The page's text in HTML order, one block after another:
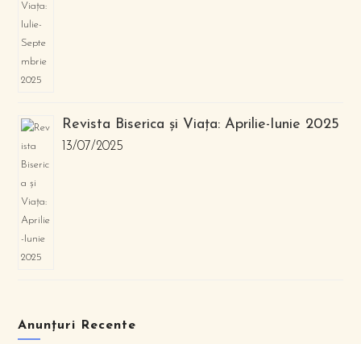
Revista Biserica și Viața: Aprilie-Iunie 2025
13/07/2025
Anunțuri Recente